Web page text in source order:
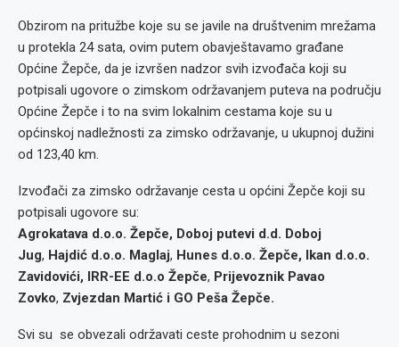
Obzirom na pritužbe koje su se javile na društvenim mrežama
u protekla 24 sata, ovim putem obavještavamo građane
Općine Žepče, da je izvršen nadzor svih izvođača koji su
potpisali ugovore o zimskom održavanjem puteva na području
Općine Žepče i to na svim lokalnim cestama koje su u
općinskoj nadležnosti za zimsko održavanje, u ukupnoj dužini
od 123,40 km.
Izvođači za zimsko održavanje cesta u općini Žepče koji su
potpisali ugovore su:
Agrokatava d.o.o. Žepče, Doboj putevi d.d. Doboj
Jug, Hajdić d.o.o. Maglaj, Hunes d.o.o. Žepče, Ikan d.o.o.
Zavidovići, IRR-EE d.o.o Žepče, Prijevoznik Pavao
Zovko, Zvjezdan Martić i GO Peša Žepče.
Svi su se obvezali održavati ceste prohodnim u sezoni